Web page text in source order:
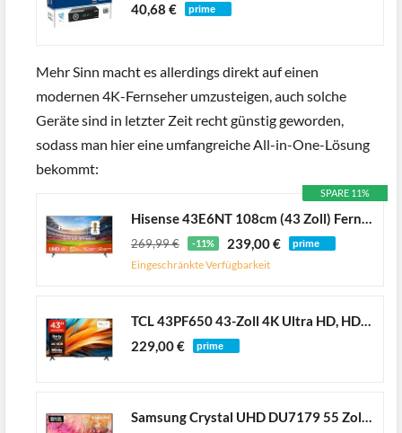
40,68 €
Mehr Sinn macht es allerdings direkt auf einen
modernen 4K-Fernseher umzusteigen, auch solche
Geräte sind in letzter Zeit recht günstig geworden,
sodass man hier eine umfangreiche All-in-One-Lösung
bekommt:
SPARE 11%
Hisense 43E6NT 108cm (43 Zoll) Fernseher, 4K UHD Smart TV, Precision Colour, HDR, Dolby Vision, 60Hz, Triple Tuner DVB-C/S/S2/T/T2, WiFi, HDMI 2.1, Bluetooth, Alexa Built-in, Schwarz, [2024]
269,99 € -11% 239,00 €
Eingeschränkte Verfügbarkeit
TCL 43PF650 43-Zoll 4K Ultra HD, HDR TV, Smart LED Fire TV (Dolby Vision, Dolby Atmos, DTS, HDR 10, Alexa integriert, Airplay2, Miracast)
229,00 €
Samsung Crystal UHD DU7179 55 Zoll (138 cm), PurColor, Upscaling, Gaming Hub, Tizen OS, Smart TV, Alexa, 3D Surround Sound & Q-Symphony, 2024